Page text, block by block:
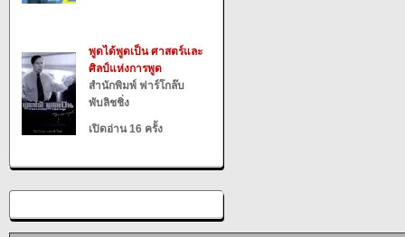
พูดได้พูดเป็น ศาสตร์และ
ศิลป์แห่งการพูด
สำนักพิมพ์ ฟาร์โกล๊บ
พับลิชชิ่ง
เปิดอ่าน 16 ครั้ง